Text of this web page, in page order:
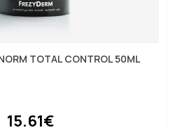
TOTAL CONTROL 50ML
15.61€